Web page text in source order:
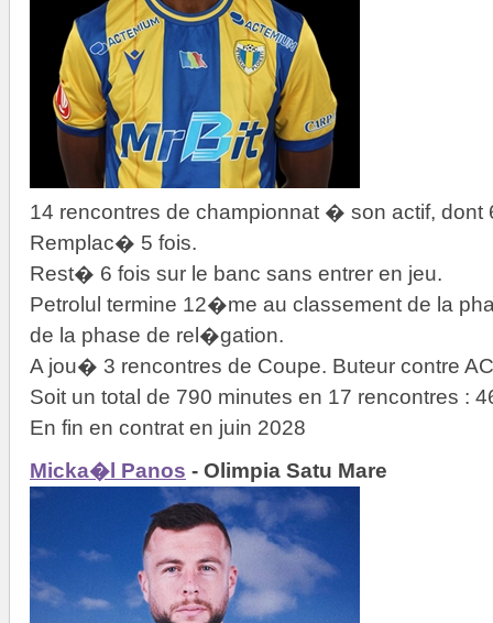
14 rencontres de championnat � son actif, dont
Remplac� 5 fois.
Rest� 6 fois sur le banc sans entrer en jeu.
Petrolul termine 12�me au classement de la
de la phase de rel�gation.
A jou� 3 rencontres de Coupe. Buteur contre
Soit un total de 790 minutes en 17 rencontres :
En fin en contrat en juin 2028
Micka�l Panos - Olimpia Satu Mare